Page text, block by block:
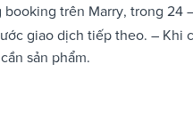
trên Marry, trong 24
giao dịch tiếp theo. – Khi
sản phẩm.